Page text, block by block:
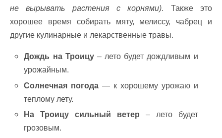
не вырывать растения с корнями). Также это
хорошее время собирать мяту, мелиссу, чабрец и
другие кулинарные и лекарственные травы.
Дождь на Троицу– лето будет дождливым и
урожайным.
Солнечная погода— к хорошему урожаю и
теплому лету.
На Троицу сильный ветер – лето будет
грозовым.